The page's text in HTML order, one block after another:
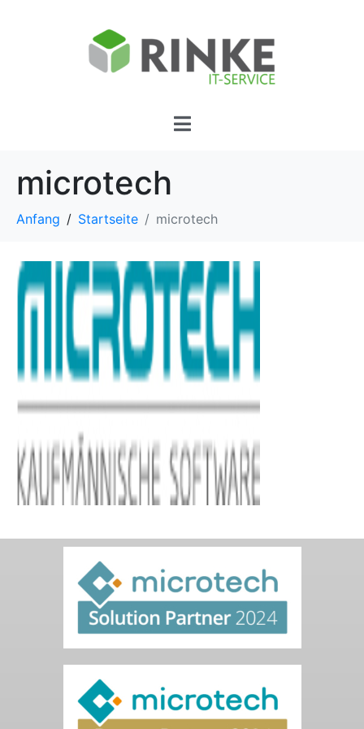
microtech
Anfang Startseite microtech